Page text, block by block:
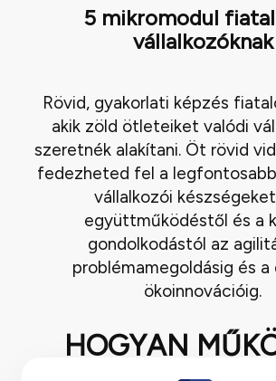
5 mikromodul
vállalkozóknak
Rövid, gyakorlati képzés
akik zöld ötleteiket valódi
szeretnék alakítani. Öt rövid
fedezheted fel a
vállalkozói
együttműködéstől és a
gondolkodástól az
problémamegoldásig és a
ökoinnovációig.
HOGYAN